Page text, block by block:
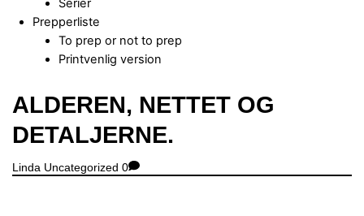
Serier
Prepperliste
To prep or not to prep
Printvenlig version
Close
Menu
ALDEREN, NETTET OG
DETALJERNE.
Linda Uncategorized 0